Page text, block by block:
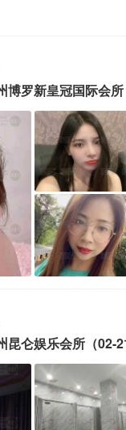
博罗新皇冠国际会所
昆仑娱乐会所（02-